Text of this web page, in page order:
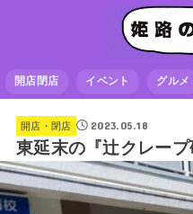
開店閉店 イベント グルメ
開店・閉店 2023.05.18
東延末の『辻クレー